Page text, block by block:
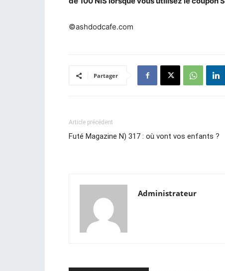
©ashdodcafe.com
Partager
Article précédent
Futé Magazine N) 317 : où vont vos enfants ?
Administrateur